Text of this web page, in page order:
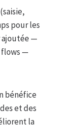
pour les
ajoutée —
flows —
bénéfice
et des
la